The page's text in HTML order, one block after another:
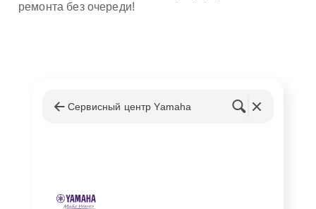
ремонта без очереди!
Сервисный центр Yamaha